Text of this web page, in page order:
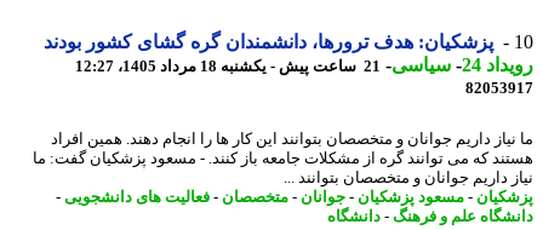
پزشکیان: هدف ترورها، دانشمندان گره گشای کشور بودند
24
-سیاسی-21 ساعت پیش - یکشنبه 18 مرداد 1405، 12:27
داریم جوانان و متخصصان بتوانند این کار ها را انجام دهند. همین افراد
که می توانند گره از مشکلات جامعه باز کنند. - مسعود پزشکیان گفت: ما
داریم جوانان و متخصصان بتوانند ...
-مسعود پزشکیان-جوانان-متخصصان-فعالیت های دانشجویی-
علم و فرهنگ -دانشگاه